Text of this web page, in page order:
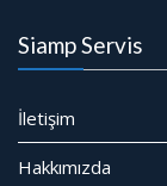
Siamp Servis
İletişim
Hakkımızda